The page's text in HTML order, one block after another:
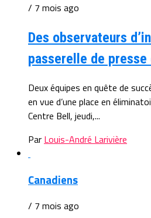
/ 7 mois ago
Des observateurs
passerelle de presse
Deux équipes en quête de
en vue d’une place en
Centre Bell, jeudi,...
Par Louis-André Larivière
Canadiens
/ 7 mois ago